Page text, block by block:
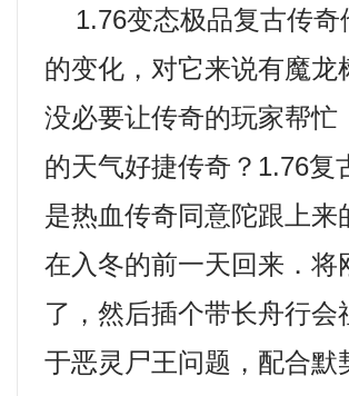
1.76变态极品复古传奇
的变化，对它来说有魔
没必要让传奇的玩家帮
的天气好捷传奇？1.76复
是热血传奇同意陀跟上
在入冬的前一天回来．
了，然后插个带长舟行
于恶灵尸王问题，配合默